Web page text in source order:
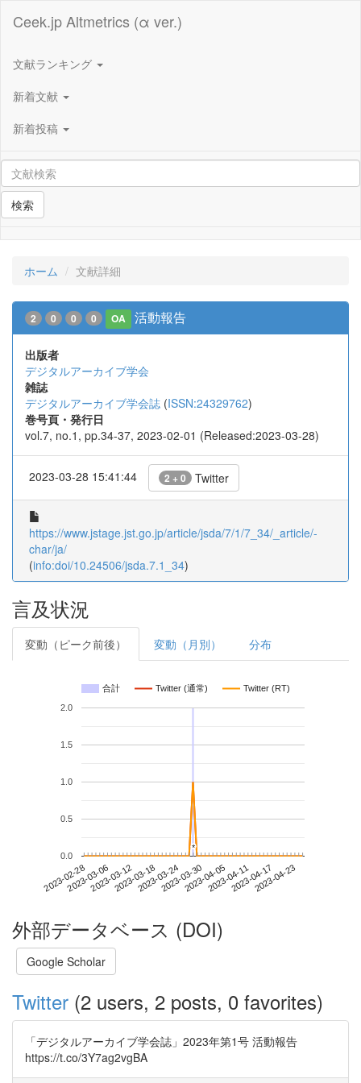
Ceek.jp Altmetrics (α ver.)
文献ランキング
新着文献
新着投稿
検索
ホーム 文献詳細
2 0 0 0 OA 活動報告
出版者
デジタルアーカイブ学会
雑誌
デジタルアーカイブ学会誌 (ISSN:24329762)
巻号頁・発行日
vol.7, no.1, pp.34-37, 2023-02-01 (Released:2023-03-28)
2023-03-28 15:41:44 2 + 0 Twitter
https://www.jstage.jst.go.jp/article/jsda/7/1/7_34/_article/-
char/ja/
(info:doi/10.24506/jsda.7.1_34)
言及状況
変動（ピーク前後） 変動（月別） 分布
合計 Twitter (通常) Twitter (RT)
2023-02-282023-03-062023-03-122023-03-182023-03-242023-03-302023-04-052023-04-112023-04-172023-04-23
0.0
0.5
1.0
1.5
2.0
*
*
外部データベース (DOI)
Google Scholar
Twitter (2 users, 2 posts, 0 favorites)
「デジタルアーカイブ学会誌」2023年第1号 活動報告
https://t.co/3Y7ag2vgBA